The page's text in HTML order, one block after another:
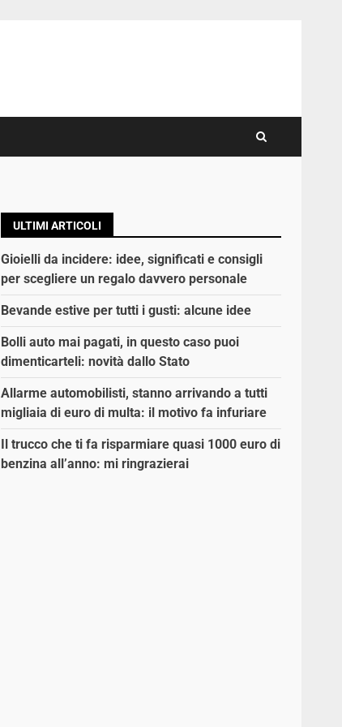
ULTIMI ARTICOLI
Gioielli da incidere: idee, significati e consigli
per scegliere un regalo davvero personale
Bevande estive per tutti i gusti: alcune idee
Bolli auto mai pagati, in questo caso puoi
dimenticarteli: novità dallo Stato
Allarme automobilisti, stanno arrivando a tutti
migliaia di euro di multa: il motivo fa infuriare
Il trucco che ti fa risparmiare quasi 1000 euro di
benzina all’anno: mi ringrazierai